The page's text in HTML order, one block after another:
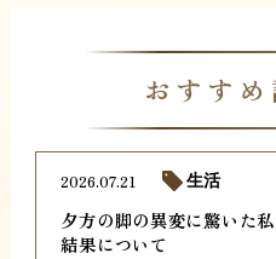
おすす
夕方の脚の異変に驚いた
結果について
2026.07.21 生活